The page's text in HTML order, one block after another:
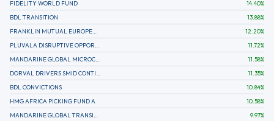
FIDELITY WORLD FUND
14.40%
BDL TRANSITION
13.88%
12.20%
11.72%
11.58%
11.35%
BDL CONVICTIONS
10.84%
HMG AFRICA PICKING FUND A
10.58%
9.97%